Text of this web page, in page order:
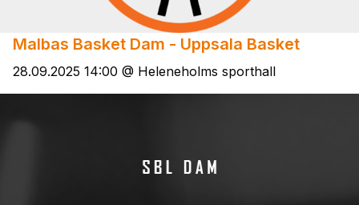
Malbas Basket Dam - Uppsala Basket
28.09.2025 14:00 @ Heleneholms sporthall